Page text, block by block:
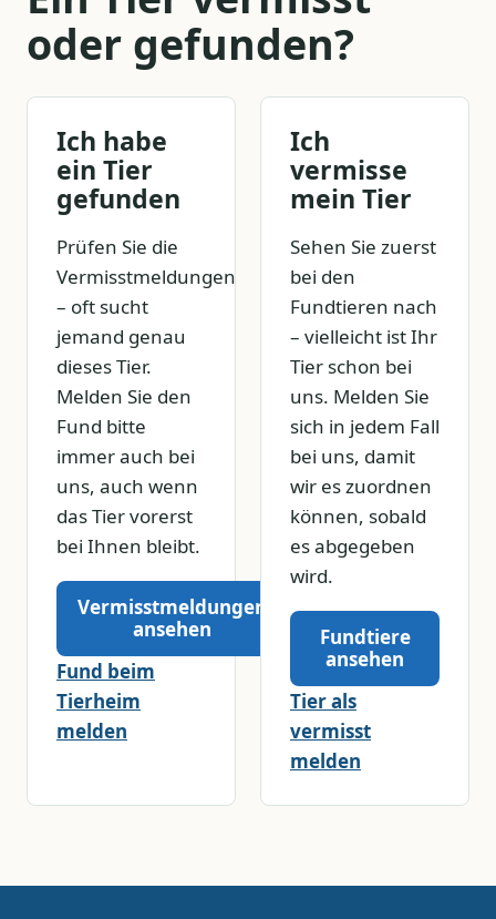
oder gefunden?
Ich habe
ein Tier
gefunden
Prüfen Sie die
Vermisstmeldungen
– oft sucht
jemand genau
dieses Tier.
Melden Sie den
Fund bitte
immer auch bei
uns, auch wenn
das Tier vorerst
bei Ihnen bleibt.
Vermisstmeldungen
ansehen
Fund beim
Tierheim
melden
Ich
vermisse
mein Tier
Sehen Sie zuerst
bei den
Fundtieren nach
– vielleicht ist Ihr
Tier schon bei
uns. Melden Sie
sich in jedem Fall
bei uns, damit
wir es zuordnen
können, sobald
es abgegeben
wird.
Fundtiere
ansehen
Tier als
vermisst
melden